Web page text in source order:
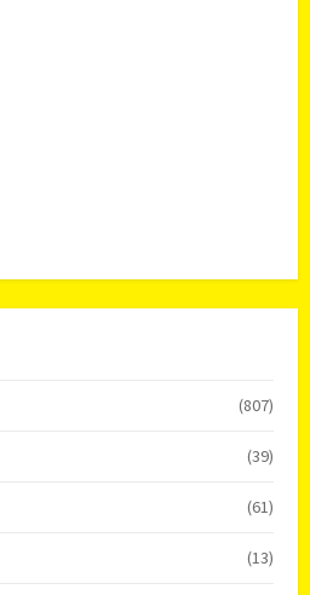
(807)
(39)
(61)
(13)